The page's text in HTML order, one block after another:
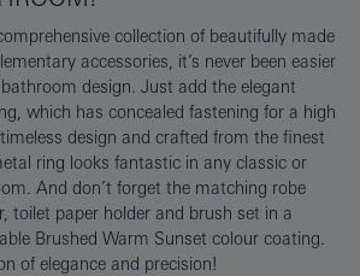
collection of beautifully made
accessories, it’s never been easier
design. Just add the elegant
which has concealed fastening for a high
design and crafted from the finest
ring looks fantastic in any classic or
And don’t forget the matching robe
toilet paper holder and brush set in a
Brushed Warm Sunset colour coating.
of elegance and precision!